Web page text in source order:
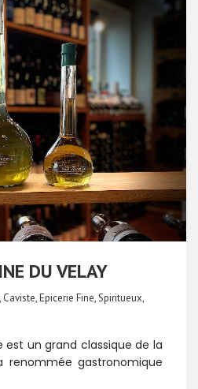
DU VELAY
, Caviste,Epicerie Fine,Spiritueux,
est un grand classique de la
renommée gastronomique